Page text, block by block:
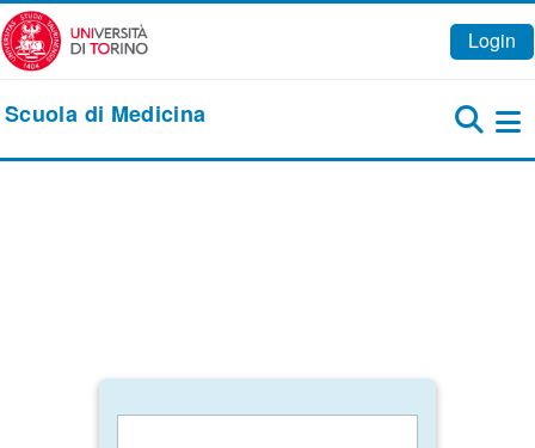
Vai al contenuto principale
Login
Scuola di Medicina